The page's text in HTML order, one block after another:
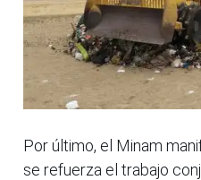
Por último, el Minam
se refuerza el trabajo